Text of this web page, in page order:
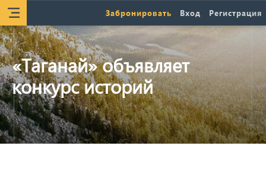
Забронировать Вход Регистрация
«Таганай» объявляет
конкурс историй